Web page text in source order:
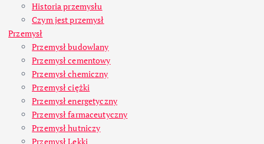
Historia przemysłu
Czym jest przemysł
Przemysł
Przemysł budowlany
Przemysł cementowy
Przemysł chemiczny
Przemysł ciężki
Przemysł energetyczny
Przemysł farmaceutyczny
Przemysł hutniczy
Przemysł Lekki